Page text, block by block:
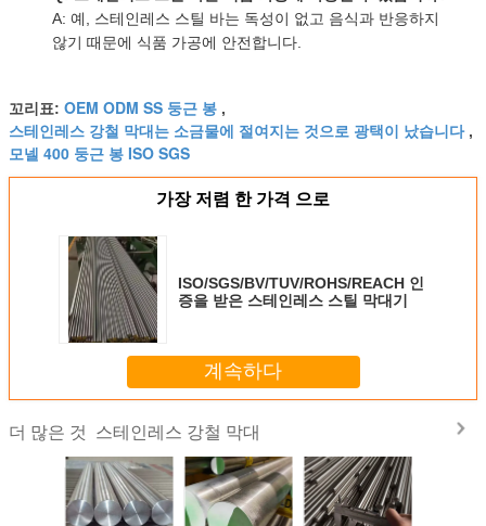
A: 예, 스테인레스 스틸 바는 독성이 없고 음식과 반응하지
않기 때문에 식품 가공에 안전합니다.
꼬리표: OEM ODM SS 둥근 봉 ,
스테인레스 강철 막대는 소금물에 절여지는 것으로 광택이 났습니다,
모넬 400 둥근 봉 ISO SGS
가장 저렴 한 가격 으로
ISO/SGS/BV/TUV/ROHS/REACH 인
증을 받은 스테인레스 스틸 막대기
계속하다
더 많은 것 스테인레스 강철 막대